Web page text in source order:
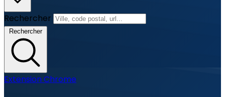
Rechercher
Rechercher
Extension Chrome